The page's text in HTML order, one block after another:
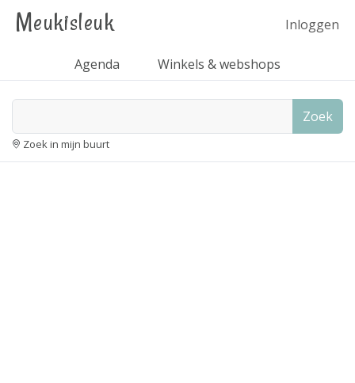
Meukisleuk Inloggen
Agenda Winkels & webshops
Zoek
Zoek in mijn buurt